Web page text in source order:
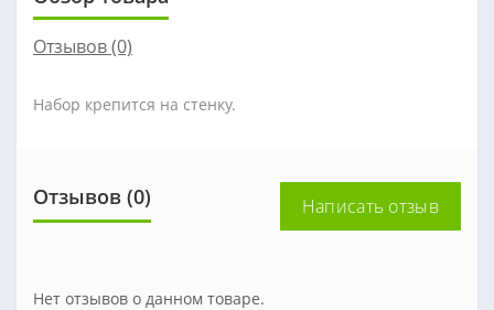
Отзывов (0)
Набор крепится на стенку.
Отзывов (0) Написать отзыв
Нет отзывов о данном товаре.